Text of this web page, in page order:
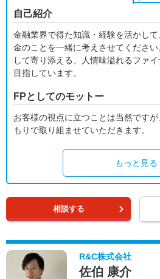
自己紹介
金融業界で得た知識・経験を活かし
金のことを一緒に考えさせてくださ
して寄り添える、人情味溢れるファ
目指しています。
FPとしてのモットー
お客様の視点に立つことは当然です
もりで取り組ませていただきます。
もっと見る
相談する
R&C株式会社
佐伯 康介